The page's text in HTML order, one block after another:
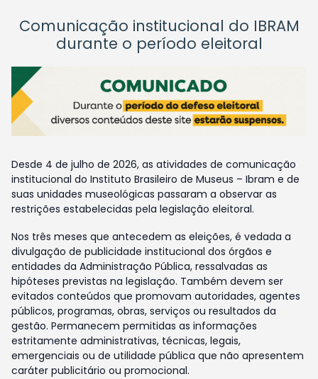
Comunicação institucional do IBRAM
durante o período eleitoral
Desde 4 de julho de 2026, as atividades de comunicação
institucional do Instituto Brasileiro de Museus – Ibram e de
suas unidades museológicas passaram a observar as
restrições estabelecidas pela legislação eleitoral.
Nos três meses que antecedem as eleições, é vedada a
divulgação de publicidade institucional dos órgãos e
entidades da Administração Pública, ressalvadas as
hipóteses previstas na legislação. Também devem ser
evitados conteúdos que promovam autoridades, agentes
públicos, programas, obras, serviços ou resultados da
gestão. Permanecem permitidas as informações
estritamente administrativas, técnicas, legais,
emergenciais ou de utilidade pública que não apresentem
caráter publicitário ou promocional.